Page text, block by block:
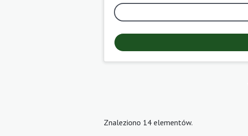
Znaleziono 14 elementów.